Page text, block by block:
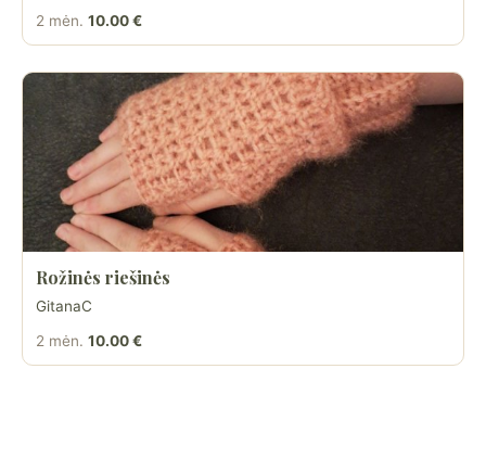
2 mėn. 10.00 €
Rožinės riešinės
GitanaC
2 mėn. 10.00 €